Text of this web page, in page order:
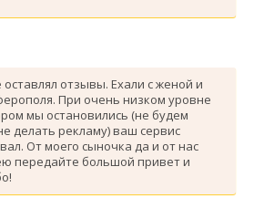
оставлял отзывы. Ехали с женой и
При очень низком уровне
мы остановились (не будем
делать рекламу) ваш сервис
От моего сыночка да и от нас
передайте большой привет и